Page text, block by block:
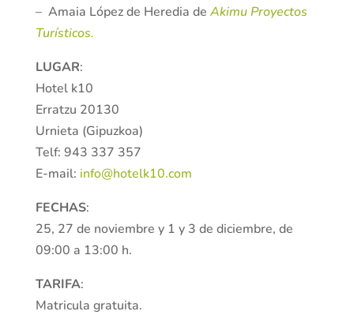
– Amaia López de Heredia de Akimu Proyectos
Turísticos.
LUGAR:
Hotel k10
Erratzu 20130
Urnieta (Gipuzkoa)
Telf: 943 337 357
E-mail: info@hotelk10.com
FECHAS:
25, 27 de noviembre y 1 y 3 de diciembre, de
09:00 a 13:00 h.
TARIFA:
Matricula gratuita.